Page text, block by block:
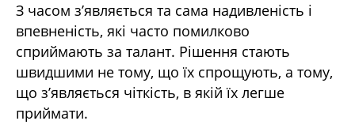
З часом з’являється та сама надивленість і
впевненість, які часто помилково
сприймають за талант. Рішення стають
швидшими не тому, що їх спрощують, а тому,
що з’являється чіткість, в якій їх легше
приймати.